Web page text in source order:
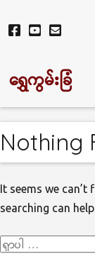
ရွှေကွမ်းခြံ
Nothing
It seems we
searching can
ရှာ